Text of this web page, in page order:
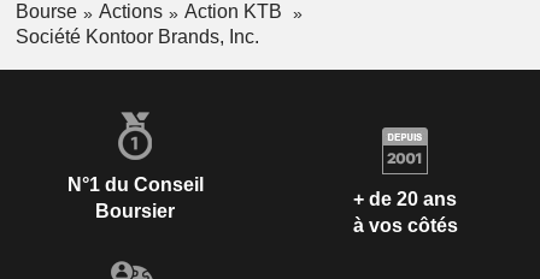
Bourse Actions
Action KTB
Société Kontoor Brands, Inc.
N°1 du Conseil
Boursier
+ de 20 ans
à vos côtés